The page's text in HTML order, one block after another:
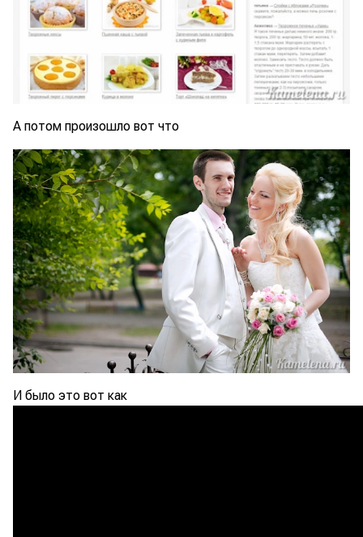
А потом произошло вот что
И было это вот как